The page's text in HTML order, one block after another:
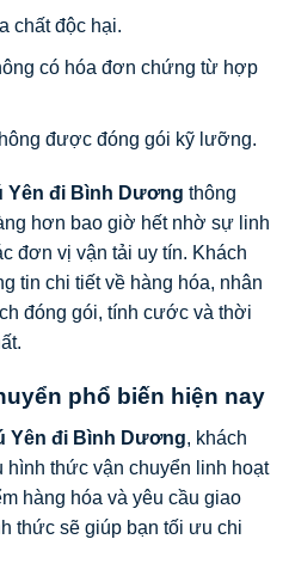
chất độc hại.
có hóa đơn chứng từ hợp
được đóng gói kỹ lưỡng.
Yên đi Bình Dương thông
hơn bao giờ hết nhờ sự linh
đơn vị vận tải uy tín. Khách
tin chi tiết về hàng hóa, nhân
đóng gói, tính cước và thời
phổ biến hiện nay
Yên đi Bình Dương, khách
hình thức vận chuyển linh hoạt
hàng hóa và yêu cầu giao
thức sẽ giúp bạn tối ưu chi